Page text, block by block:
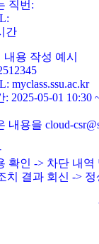
직번:
간
용 작성 예시
myclass.ssu.ac.kr
: 2025-05-01 10:30
내용을 cloud-
확인 -> 차단 내
치 결과 회신 ->